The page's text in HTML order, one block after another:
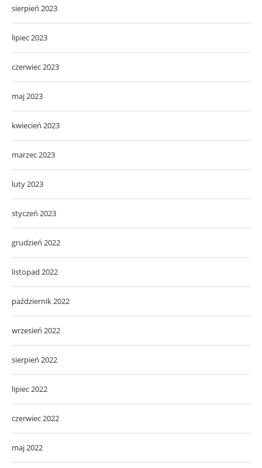
sierpień 2023
lipiec 2023
czerwiec 2023
maj 2023
kwiecień 2023
marzec 2023
luty 2023
styczeń 2023
grudzień 2022
listopad 2022
październik 2022
wrzesień 2022
sierpień 2022
lipiec 2022
czerwiec 2022
maj 2022